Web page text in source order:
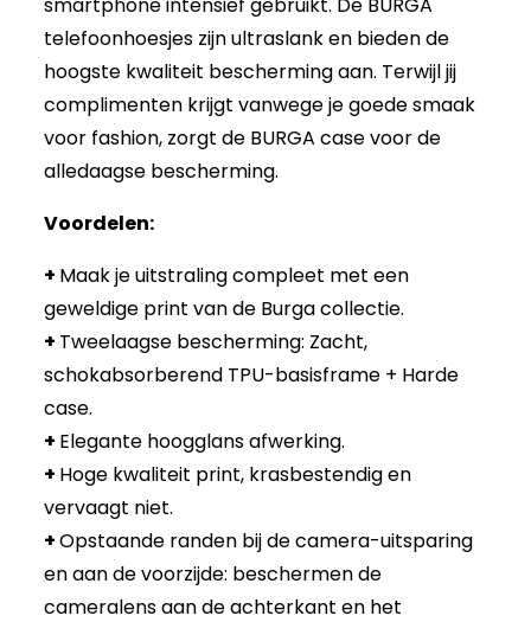
telefoonhoesjes zijn ultraslank en bieden de
hoogste kwaliteit bescherming aan. Terwijl jij
complimenten krijgt vanwege je goede smaak
voor fashion, zorgt de BURGA case voor de
alledaagse bescherming.
Voordelen:
+ Maak je uitstraling compleet met een
geweldige print van de Burga collectie.
+ Tweelaagse bescherming: Zacht,
schokabsorberend TPU-basisframe + Harde
case.
+ Elegante hoogglans afwerking.
+ Hoge kwaliteit print, krasbestendig en
vervaagt niet.
+Opstaande randen bij de camera-uitsparing
en aan de voorzijde: beschermen de
cameralens aan de achterkant en het